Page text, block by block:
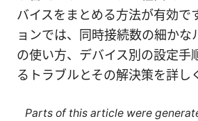
バイスをまとめる方法が有効で
ョンでは、同時接続数の細かな
の使い方、デバイス別の設定手
るトラブルとその解決策を詳し
Parts of this article were